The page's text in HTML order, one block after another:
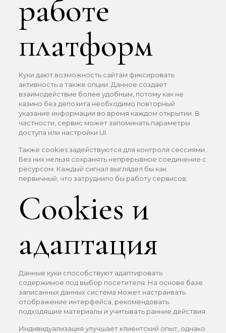
работе
платформ
Куки дают возможность сайтам фиксировать
активность а также опции. Данное создает
взаимодействие более удобным, потому как не
казино без депозита необходимо повторный
указание информации во время каждом открытии. В
частности, сервис может запоминать параметры
доступа или настройки UI.
Также cookies задействуются для контроля сессиями.
Без них нельзя сохранять непрерывное соединение с
ресурсом. Каждый сигнал выглядел бы как
первичный, что затруднило бы работу сервисов.
Cookies и
адаптация
Данные куки способствуют адаптировать
содержимое под выбор посетителя. На основе базе
записанных данных система может настраивать
отображение интерфейса, рекомендовать
подходящие материалы и учитывать ранние действия.
Индивидуализация улучшает клиентский опыт, однако